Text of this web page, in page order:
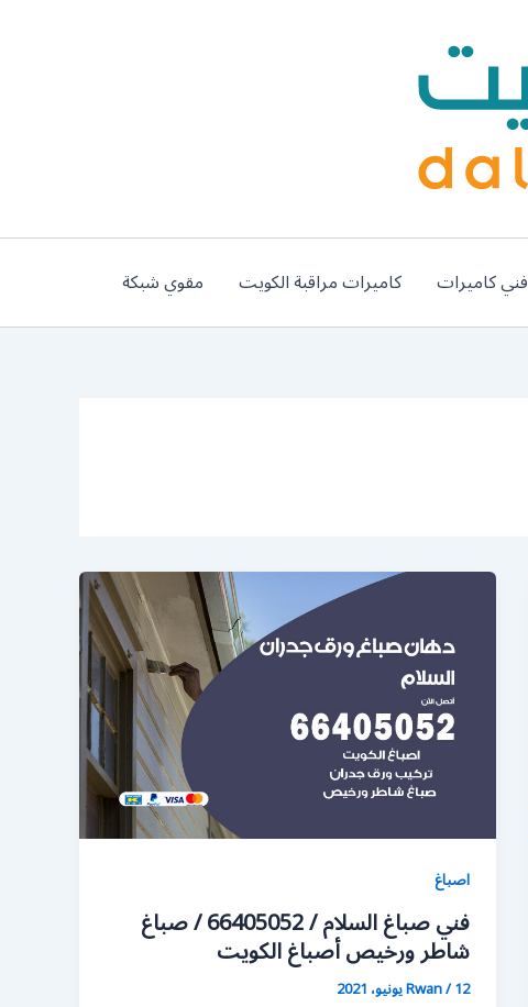
فني كاميرات كاميرات مراقبة الكويت مقوي شبكة
اصباغ
فني صباغ السلام / 66405052 / صباغ
شاطر ورخيص أصباغ الكويت
Rwan/12 يونيو، 2021